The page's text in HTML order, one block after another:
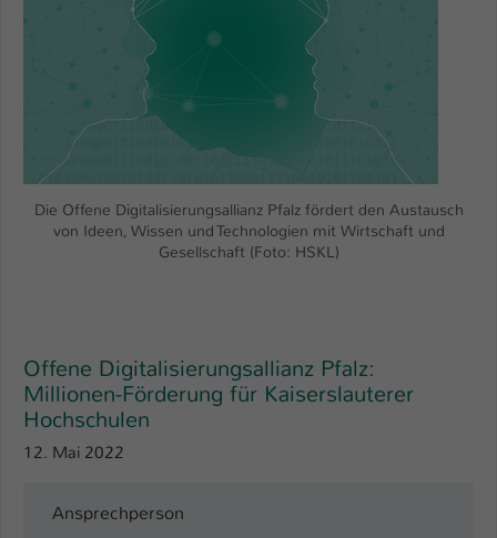
Die Offene Digitalisierungsallianz Pfalz fördert den Austausch
von Ideen, Wissen und Technologien mit Wirtschaft und
Gesellschaft (Foto: HSKL)
Offene Digitalisierungsallianz Pfalz:
Millionen-Förderung für Kaiserslauterer
Hochschulen
12. Mai 2022
Ansprechperson